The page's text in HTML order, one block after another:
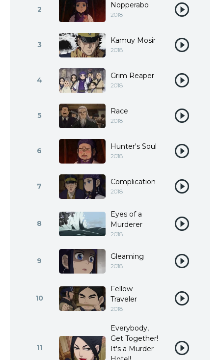
2 Nopperabo
2018
3 Kamuy Mosir
2018
4 Grim Reaper
2018
5 Race
2018
6 Hunter's Soul
2018
7 Complication
2018
8
Eyes of a
Murderer
2018
9 Gleaming
2018
10
Fellow
Traveler
2018
11
Everybody,
Get Together!
It's a Murder